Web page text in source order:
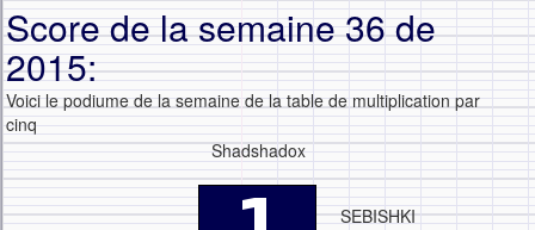
Score de la semaine 36 de
2015:
Voici le podiume de la semaine de la table de multiplication par
cinq
Shadshadox
SEBISHKI